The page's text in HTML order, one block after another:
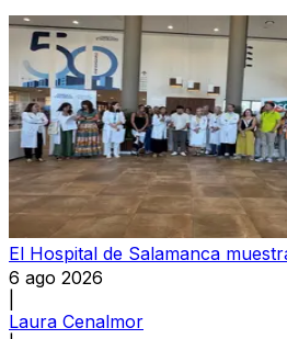
El Hospital de Salamanca
6 ago 2026
Laura Cenalmor